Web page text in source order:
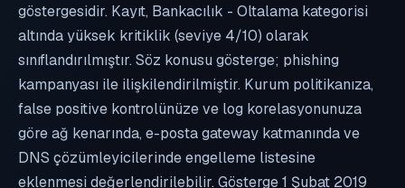
göstergesidir. Kayıt, Bankacılık - Oltalama kategorisi
altında yüksek kritiklik (seviye 4/10) olarak
sınıflandırılmıştır. Söz konusu gösterge; phishing
kampanyası ile ilişkilendirilmiştir. Kurum politikanıza,
false positive kontrolünüze ve log korelasyonunuza
göre ağ kenarında, e-posta gateway katmanında ve
DNS çözümleyicilerinde engelleme listesine
eklenmesi değerlendirilebilir. Gösterge 1 Şubat 2019